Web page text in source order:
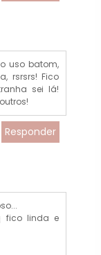
uso batom,
rsrsrs! Fico
sei lá!
Responder
fico linda e